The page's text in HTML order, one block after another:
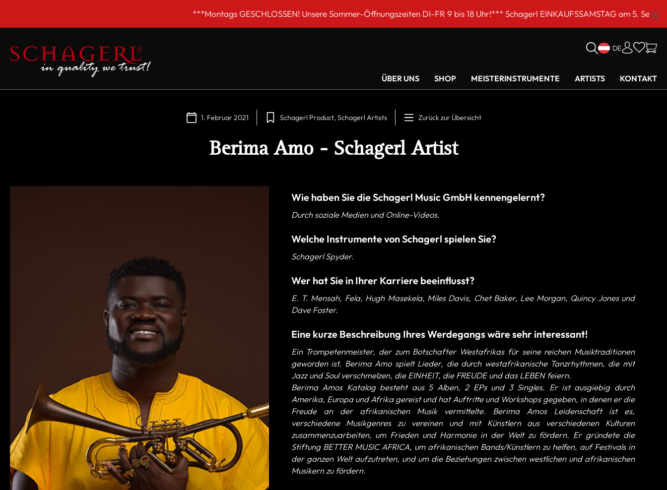
***Montags GESCHLOSSEN! Unsere Sommer-Öffnungszeiten DI-FR 9 bis 18 Uhr!*** Schagerl EINKAUFSSAMSTAG am 5. September von 9 bis 16 Uhr!***
DE
ÜBER UNS SHOP MEISTERINSTRUMENTE ARTISTS KONTAKT
1. Februar 2021 Schagerl Product Schagerl Artists Zurück zur Übersicht
Berima Amo - Schagerl Artist
Wie haben Sie die Schagerl Music GmbH kennengelernt?
Durch soziale Medien und Online-Videos.
Welche Instrumente von Schagerl spielen Sie?
Schagerl Spyder.
Wer hat Sie in Ihrer Karriere beeinflusst?
E. T. Mensah, Fela, Hugh Masekela, Miles Davis, Chet Baker, Lee Morgan, Quincy Jones und
Dave Foster.
Eine kurze Beschreibung Ihres Werdegangs wäre sehr interessant!
Ein Trompetenmeister, der zum Botschafter Westafrikas für seine reichen Musiktraditionen
geworden ist. Berima Amo spielt Lieder, die durch westafrikanische Tanzrhythmen, die mit
Jazz und Soul verschmelzen, die EINHEIT, die FREUDE und das LEBEN feiern.
Berima Amos Katalog besteht aus 5 Alben, 2 EPs und 3 Singles. Er ist ausgiebig durch
Amerika, Europa und Afrika gereist und hat Auftritte und Workshops gegeben, in denen er die
Freude an der afrikanischen Musik vermittelte. Berima Amos Leidenschaft ist es,
verschiedene Musikgenres zu vereinen und mit Künstlern aus verschiedenen Kulturen
zusammenzuarbeiten, um Frieden und Harmonie in der Welt zu fördern. Er gründete die
Stiftung BETTER MUSIC AFRICA, um afrikanischen Bands/Künstlern zu helfen, auf Festivals in
der ganzen Welt aufzutreten, und um die Beziehungen zwischen westlichen und afrikanischen
Musikern zu fördern.